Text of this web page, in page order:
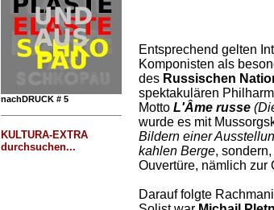
nachDRUCK # 5
KULTURA-EXTRA
durchsuchen...
Entsprechend gelten
Komponisten als
des Russischen
spektakulären
Motto L'Âme russe
wurde es mit
Bildern einer
kahlen Berge,
Ouvertüre, nämlich zur
Darauf folgte